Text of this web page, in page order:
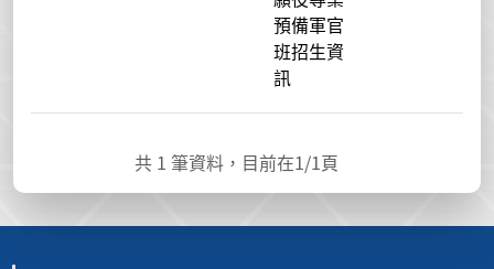
預備軍官
班招生資
訊
共 1 筆資料，目前在1/1頁